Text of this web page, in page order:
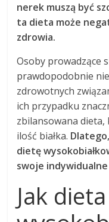
nerek muszą być
ta dieta może
zdrowia.
Osoby prowadzące
prawdopodobnie
zdrowotnych
ich przypadku
zbilansowana
ilość białka.
dietę
swoje
Jak dieta